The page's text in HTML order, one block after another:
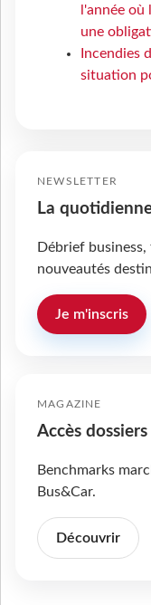
l'année
une
Incendies
situation
NEWSLETTER
La
Débrief
nouveautés
Je m'inscris
MAGAZINE
Accès dossiers
Benchmarks
Bus&Car.
Découvrir